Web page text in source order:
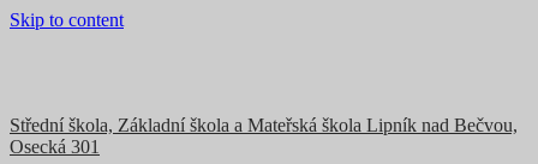
Skip to content
Střední škola, Základní škola a Mateřská škola Lipník nad Bečvou,
Osecká 301